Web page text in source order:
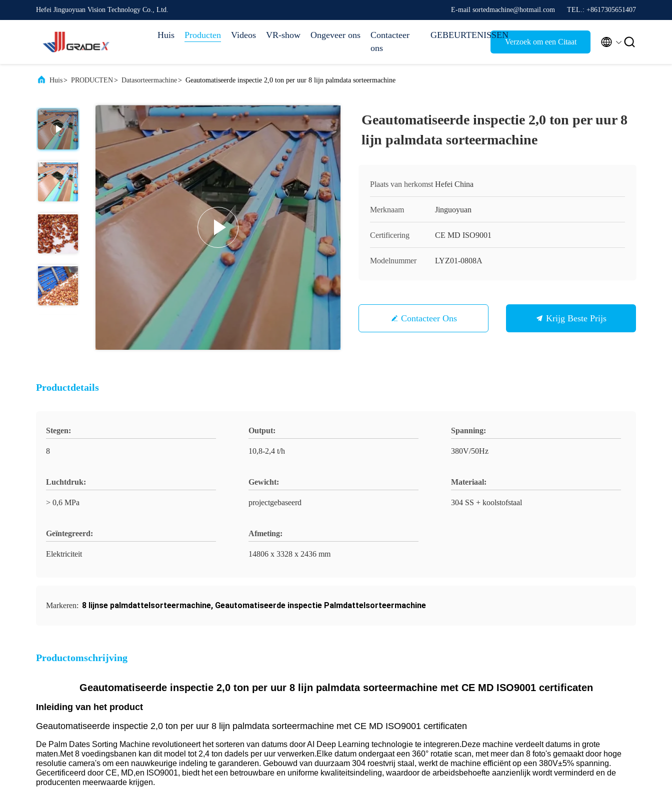
Hefei Jinguoyuan Vision Technology Co., Ltd. E-mail sortedmachine@hotmail.com TEL.: +8617305651407
Huis Producten Videos VR-show Ongeveer ons
Contacteer
ons
GEBEURTENISSEN
Verzoek om een Citaat  
Huis> PRODUCTEN> Datasorteermachine> Geautomatiseerde inspectie 2,0 ton per uur 8 lijn palmdata sorteermachine
Geautomatiseerde inspectie 2,0 ton per uur 8
lijn palmdata sorteermachine
Plaats van herkomst Hefei China
Merknaam Jinguoyuan
Certificering CE MD ISO9001
Modelnummer LYZ01-0808A
Contacteer Ons Krijg Beste Prijs
Productdetails
Stegen:
8
Output:
10,8-2,4 t/h
Spanning:
380V/50Hz
Luchtdruk:
> 0,6 MPa
Gewicht:
projectgebaseerd
Materiaal:
304 SS + koolstofstaal
Geïntegreerd:
Elektriciteit
Afmeting:
14806 x 3328 x 2436 mm
Markeren: 8 lijnse palmdattelsorteermachine, Geautomatiseerde inspectie Palmdattelsorteermachine
Productomschrijving
Geautomatiseerde inspectie 2,0 ton per uur 8 lijn palmdata sorteermachine met CE MD ISO9001 certificaten
Inleiding van het product
Geautomatiseerde inspectie 2,0 ton per uur 8 lijn palmdata sorteermachine met CE MD ISO9001 certificaten
De Palm Dates Sorting Machine revolutioneert het sorteren van datums door AI Deep Learning technologie te integreren.Deze machine verdeelt datums in grote
maten.Met 8 voedingsbanen kan dit model tot 2,4 ton dadels per uur verwerken.Elke datum ondergaat een 360° rotatie scan, met meer dan 8 foto's gemaakt door hoge
resolutie camera's om een nauwkeurige indeling te garanderen. Gebouwd van duurzaam 304 roestvrij staal, werkt de machine efficiënt op een 380V±5% spanning.
Gecertificeerd door CE, MD,en ISO9001, biedt het een betrouwbare en uniforme kwaliteitsindeling, waardoor de arbeidsbehoefte aanzienlijk wordt verminderd en de
producenten meerwaarde krijgen.